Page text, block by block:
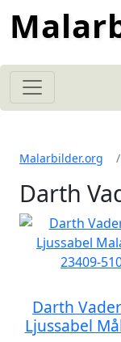
Malarbilder.org
Darth
Darth
Ljussabel